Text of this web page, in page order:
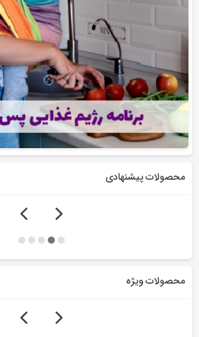
محصولات پیشنهادی
محصولات ویژه